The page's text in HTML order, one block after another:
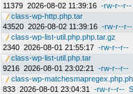
11379 2026-08-02 11:39:16 -rw-r--r--
class-wp-http.php.tar
43520 2026-08-02 11:39:16 -rw-r--r--
class-wp-list-util.php.php.tar.gz
2340 2026-08-01 21:55:17 -rw-r--r--
class-wp-list-util.php.tar
9216 2026-08-01 23:02:21 -rw-r--r--
class-wp-
833 2026-08-01 23:04:31 -rw-r--r--